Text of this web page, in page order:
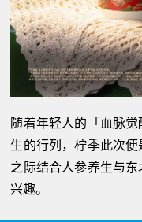
随着年轻人的「血脉
生的行列，柠季此次
之际结合人参养生与
兴趣。